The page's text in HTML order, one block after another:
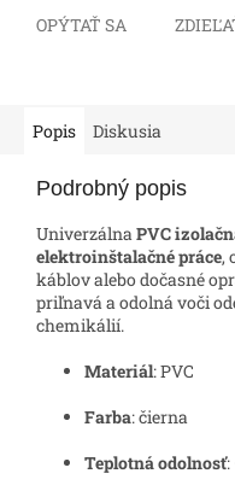
OPÝTAŤ SA
Popis Diskusia
Podrobný popis
UniverzálnaPVC
elektroinštalačné práce,
káblov alebo dočasné
priľnavá a odolná voči
chemikálií.
Materiál: PVC
Farba: čierna
Teplotná odolnosť: